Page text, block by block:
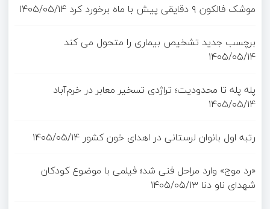
موشک فالکون ۹ دقایقی پیش با ماه برخورد کرد
۱۴۰۵/۰۵/۱۴
برچسب جدید تشخیص بیماری را متحول می کند
۱۴۰۵/۰۵/۱۴
پله پله تا محدودیت؛ تراژدی تسخیر معابر در خرم‌آباد
۱۴۰۵/۰۵/۱۴
رتبه اول بانوان لرستانی در اهدای خون کشور ۱۴۰۵/۰۵/۱۴
«رد موج» وارد مراحل فنی شد؛ فیلمی با موضوع کودکان
شهدای ناو دنا ۱۴۰۵/۰۵/۱۳